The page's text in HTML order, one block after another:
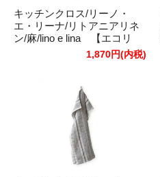
キッチンクロス/リーノ・
エ・リーナ/リトアニアリネ
ン/麻/lino e lina 【エコリ
1,870円(内税)